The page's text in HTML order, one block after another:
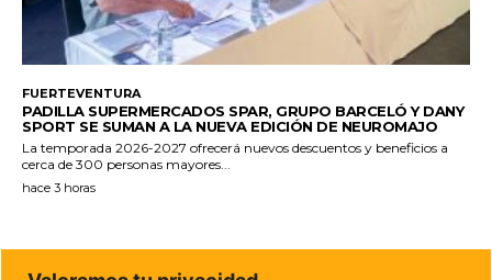
FUERTEVENTURA
PADILLA SUPERMERCADOS SPAR, GRUPO BARCELÓ Y DANY
SPORT SE SUMAN A LA NUEVA EDICIÓN DE NEUROMAJO
La temporada 2026-2027 ofrecerá nuevos descuentos y beneficios a
cerca de 300 personas mayores...
hace 3 horas